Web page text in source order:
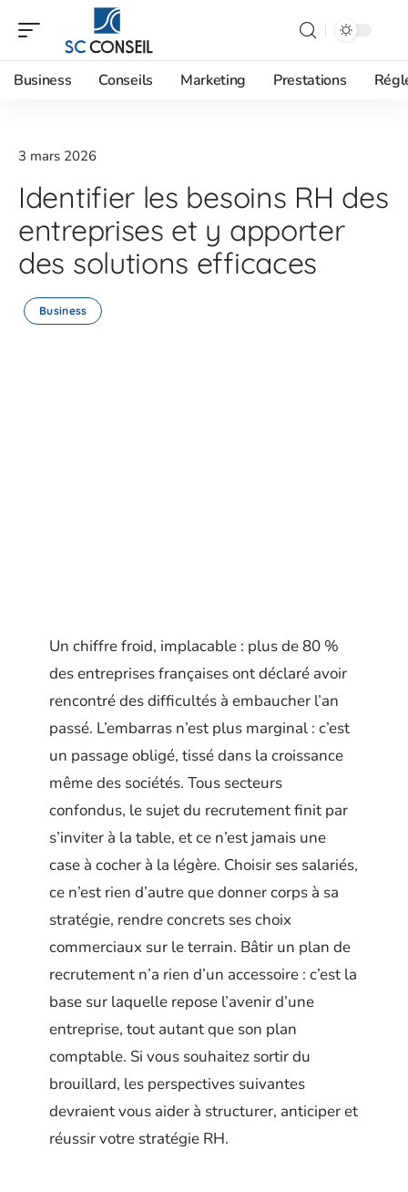
Business Conseils Marketing Prestations
3 mars 2026
Identifier les besoins RH des
entreprises et y apporter
des solutions efficaces
Business
Un chiffre froid, implacable : plus de 80 %
des entreprises françaises ont déclaré avoir
rencontré des difficultés à embaucher l’an
passé. L’embarras n’est plus marginal : c’est
un passage obligé, tissé dans la croissance
même des sociétés. Tous secteurs
confondus, le sujet du recrutement finit par
s’inviter à la table, et ce n’est jamais une
case à cocher à la légère. Choisir ses salariés,
ce n’est rien d’autre que donner corps à sa
stratégie, rendre concrets ses choix
commerciaux sur le terrain. Bâtir un plan de
recrutement n’a rien d’un accessoire : c’est la
base sur laquelle repose l’avenir d’une
entreprise, tout autant que son plan
comptable. Si vous souhaitez sortir du
brouillard, les perspectives suivantes
devraient vous aider à structurer, anticiper et
réussir votre stratégie RH.